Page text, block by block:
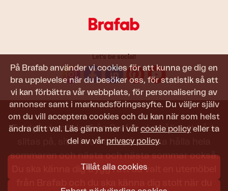
På Brafab använder vi cookies för att kunna ge dig en
bra upplevelse när du besöker oss, för statistik så att
vi kan förbättra vår webbplats, för personalisering av
annonser samt i marknadsföringssyfte. Du väljer själv
om du vill acceptera cookies och du kan när som helst
ändra ditt val. Läs gärna mer i vår cookie policy eller ta
del av vår privacy policy.
Tillåt alla cookies
Let's be social!
Trädgårdsmöbler från Brafab ska hålla att både
slitas på, sitta i och titta på. De ska hålla hela
sommaren och nästa och nästa sommar också.
Du ska känna dig trygg i att du valt en utemöbel